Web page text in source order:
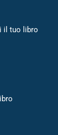
il tuo libro